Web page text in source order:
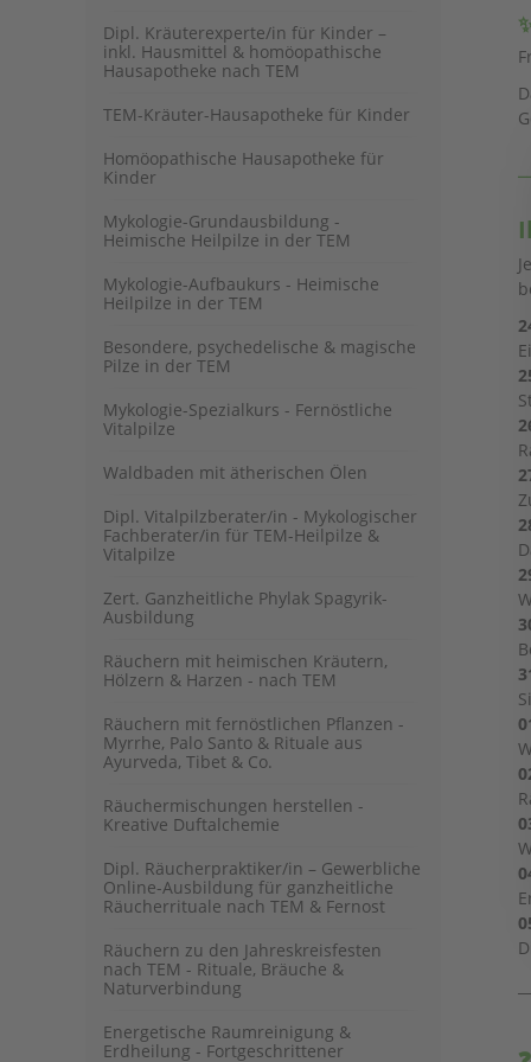
Dipl. Kräuterexperte/in für Kinder –
inkl. Hausmittel & homöopathische
Hausapotheke nach TEM
TEM-Kräuter-Hausapotheke für Kinder
Homöopathische Hausapotheke für
Kinder
Mykologie-Grundausbildung -
Heimische Heilpilze in der TEM
Mykologie-Aufbaukurs - Heimische
Heilpilze in der TEM
Besondere, psychedelische & magische
Pilze in der TEM
Mykologie-Spezialkurs - Fernöstliche
Vitalpilze
Waldbaden mit ätherischen Ölen
Dipl. Vitalpilzberater/in - Mykologischer
Fachberater/in für TEM-Heilpilze &
Vitalpilze
Zert. Ganzheitliche Phylak Spagyrik-
Ausbildung
Räuchern mit heimischen Kräutern,
Hölzern & Harzen - nach TEM
Räuchern mit fernöstlichen Pflanzen -
Myrrhe, Palo Santo & Rituale aus
Ayurveda, Tibet & Co.
Räuchermischungen herstellen -
Kreative Duftalchemie
Dipl. Räucherpraktiker/in – Gewerbliche
Online-Ausbildung für ganzheitliche
Räucherrituale nach TEM & Fernost
Räuchern zu den Jahreskreisfesten
nach TEM - Rituale, Bräuche &
Naturverbindung
Energetische Raumreinigung &
Erdheilung - Fortgeschrittener